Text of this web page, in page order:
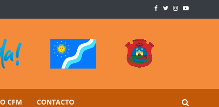
CFM CONTACTO